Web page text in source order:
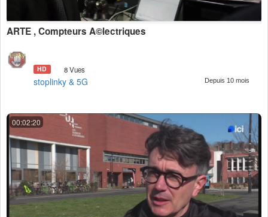
ARTE , Compteurs Ã©lectriques
HD 8 Vues
stoplinky & 5G Depuis 10 mois
00:02:20